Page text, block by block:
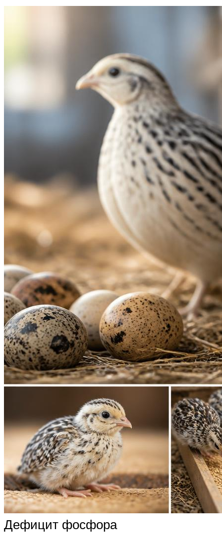
Дефицит фосфора